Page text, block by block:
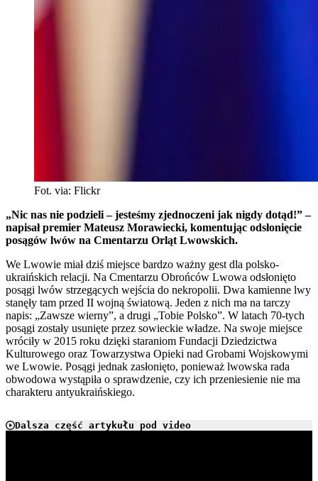
Fot. via: Flickr
„Nic nas nie podzieli – jesteśmy zjednoczeni jak nigdy dotąd!” –
napisał premier Mateusz Morawiecki, komentując odsłonięcie
posągów lwów na Cmentarzu Orląt Lwowskich.
We Lwowie miał dziś miejsce bardzo ważny gest dla polsko-
ukraińskich relacji. Na Cmentarzu Obrońców Lwowa odsłonięto
posągi lwów strzegących wejścia do nekropolii. Dwa kamienne lwy
stanęły tam przed II wojną światową. Jeden z nich ma na tarczy
napis: „Zawsze wierny”, a drugi „Tobie Polsko”. W latach 70-tych
posągi zostały usunięte przez sowieckie władze. Na swoje miejsce
wróciły w 2015 roku dzięki staraniom Fundacji Dziedzictwa
Kulturowego oraz Towarzystwa Opieki nad Grobami Wojskowymi
we Lwowie. Posągi jednak zasłonięto, ponieważ lwowska rada
obwodowa wystąpiła o sprawdzenie, czy ich przeniesienie nie ma
charakteru antyukraińskiego.
Dalsza część artykułu pod video